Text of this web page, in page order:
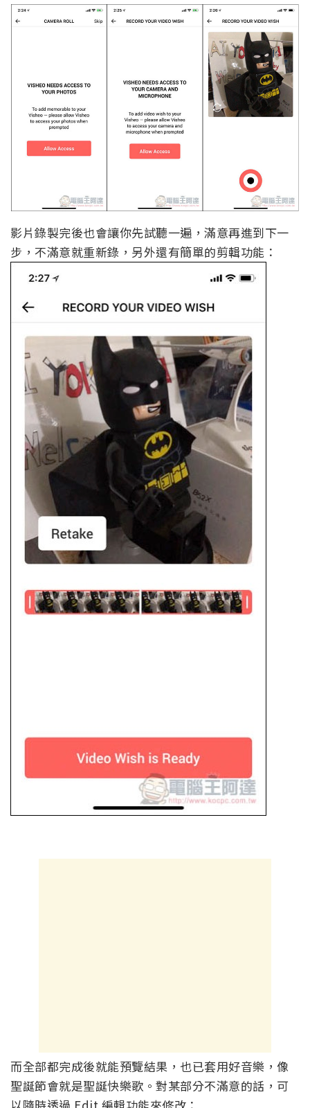
影片錄製完後也會讓你先試聽一遍，滿意再進到下一
步，不滿意就重新錄，另外還有簡單的剪輯功能：
而全部都完成後就能預覽結果，也已套用好音樂，像
聖誕節會就是聖誕快樂歌。對某部分不滿意的話，可